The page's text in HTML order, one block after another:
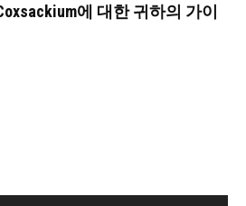
에 대한 귀하의 가이